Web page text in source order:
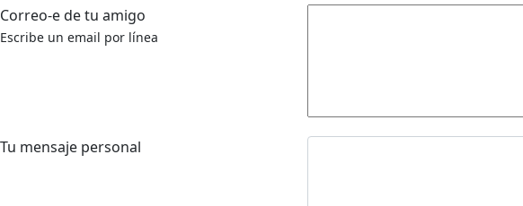
Correo-e de tu amigo
Escribe un email por línea
Tu mensaje personal